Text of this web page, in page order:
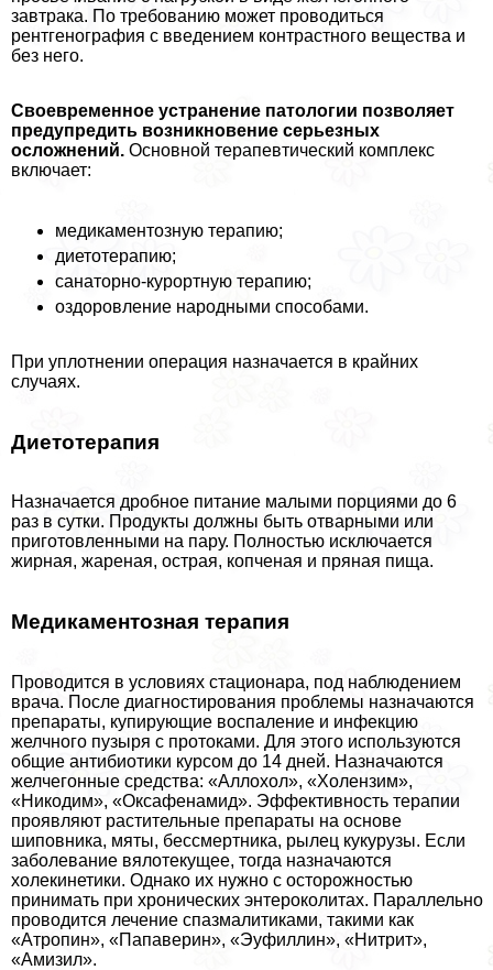
завтpaка. По требованию может проводиться
рентгенография с введением контрастного вещества и
без него.
Своевременное устранение патологии позволяет
предупредить возникновение серьезных
осложнений. Основной терапевтический комплекс
включает:
медикаментозную терапию;
диетотерапию;
санаторно-курортную терапию;
оздоровление народными способами.
При уплотнении операция назначается в крайних
случаях.
Диетотерапия
Назначается дробное питание малыми порциями до 6
раз в сутки. Продукты должны быть отварными или
приготовленными на пару. Полностью исключается
жирная, жареная, острая, копченая и пряная пища.
Медикаментозная терапия
Проводится в условиях стационара, под наблюдением
врача. После диагностирования проблемы назначаются
препараты, купирующие воспаление и инфекцию
желчного пузыря с протоками. Для этого используются
общие антибиотики курсом до 14 дней. Назначаются
желчегонные средства: «Аллохол», «Холензим»,
«Никодим», «Оксафенамид». Эффективность терапии
проявляют растительные препараты на основе
шиповника, мяты, бесcмepтника, рылец кукурузы. Если
заболевание вялотекущее, тогда назначаются
холекинетики. Однако их нужно с осторожностью
принимать при хронических энтероколитах. Параллельно
проводится лечение спазмалитиками, такими как
«Атропин», «Папаверин», «Эуфиллин», «Нитрит»,
«Амизил».